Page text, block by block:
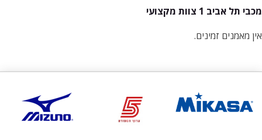
מכבי תל אביב 1 צוות מקצועי
אין מאמנים זמינים.